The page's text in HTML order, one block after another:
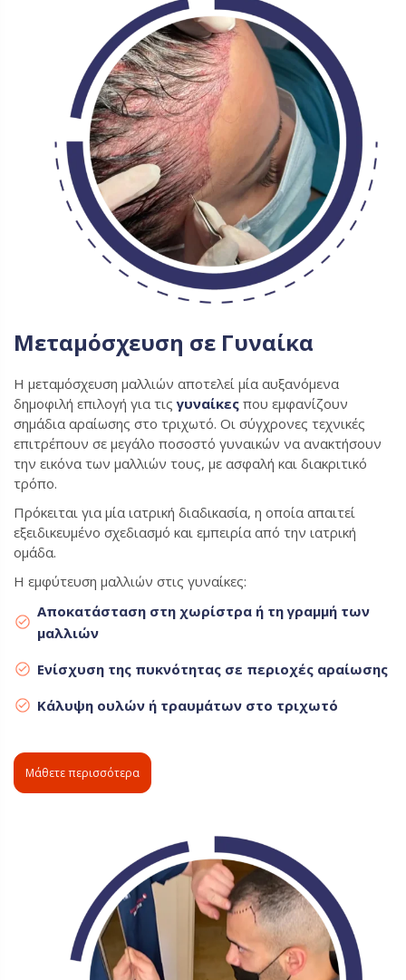
Μεταμόσχευση σε Γυναίκα
Η μεταμόσχευση μαλλιών αποτελεί μία αυξανόμενα
δημοφιλή επιλογή για τιςγυναίκες που εμφανίζουν
σημάδια αραίωσης στο τριχωτό. Οι σύγχρονες τεχνικές
επιτρέπουν σε μεγάλο ποσοστό γυναικών να ανακτήσουν
την εικόνα των μαλλιών τους, με ασφαλή και διακριτικό
τρόπο.
Πρόκειται για μία ιατρική διαδικασία, η οποία απαιτεί
εξειδικευμένο σχεδιασμό και εμπειρία από την ιατρική
ομάδα.
Η εμφύτευση μαλλιών στις γυναίκες:
Αποκατάσταση στη χωρίστρα ή τη γραμμή των
μαλλιών
Ενίσχυση της πυκνότητας σε περιοχές αραίωσης
Κάλυψη ουλών ή τραυμάτων στο τριχωτό
Μάθετε περισσότερα